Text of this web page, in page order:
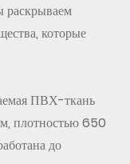
раскрываем
которые
ПВХ-ткань
плотностью 650
до